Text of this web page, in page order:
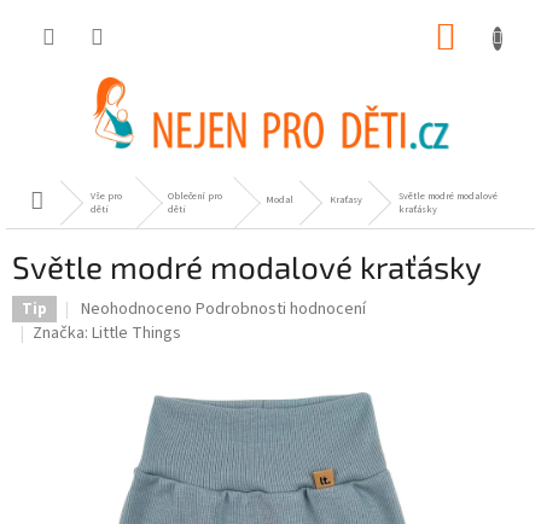
Domů
Vše pro
děti
Oblečení pro
děti
Modal Kraťasy
Světle modré modalové
kraťásky
Světle modré modalové kraťásky
Tip
Průměrné
hodnocení
hvězdiček.
Neohodnoceno Podrobnosti hodnocení
Značka: Little Things